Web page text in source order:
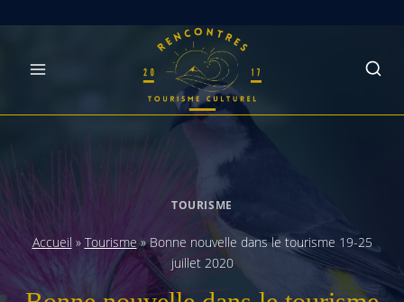
TOURISME
Accueil » Tourisme»Bonne nouvelle dans le tourisme 19-25
juillet 2020